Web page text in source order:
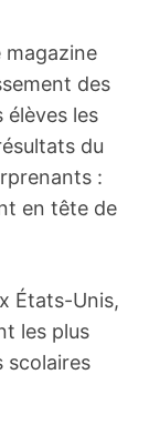
magazine
des
élèves les
du
:
en tête de
États-Unis,
les plus
scolaires